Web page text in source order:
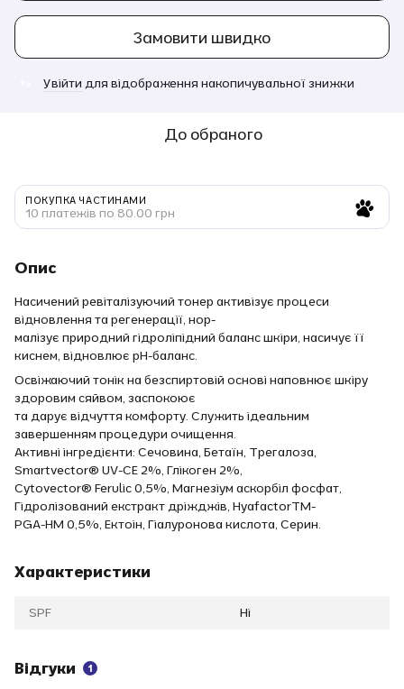
Замовити швидко
Увійти для відображення накопичувальної знижки
До обраного
ПОКУПКА ЧАСТИНАМИ
10 платежів по 80.00 грн
Опис
Насичений ревіталізуючий тонер активізує процеси
відновлення та регенерації, нор-
малізує природний гідроліпідний баланс шкіри, насичує її
киснем, відновлює рН-баланс.
Освіжаючий тонік на безспиртовій основі наповнює шкіру
здоровим сяйвом, заспокоює
та дарує відчуття комфорту. Служить ідеальним
завершенням процедури очищення.
Активні інгредієнти: Сечовина, Бетаїн, Трегалоза,
Smartvector® UV-CE 2%, Глікоген 2%,
Cytovector® Ferulic 0,5%, Магнезіум аскорбіл фосфат,
Гідролізований екстракт дріжджів, HyafactorTM-
PGA-HM 0,5%, Ектоін, Гіалуронова кислота, Серин.
Характеристики
SPF Ні
Відгуки 1